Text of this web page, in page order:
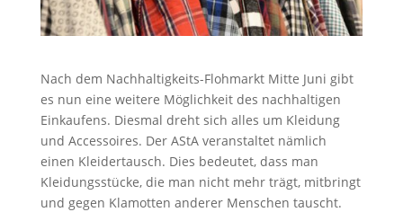
Nach dem Nachhaltigkeits-Flohmarkt Mitte Juni gibt
es nun eine weitere Möglichkeit des nachhaltigen
Einkaufens. Diesmal dreht sich alles um Kleidung
und Accessoires. Der AStA veranstaltet nämlich
einen Kleidertausch. Dies bedeutet, dass man
Kleidungsstücke, die man nicht mehr trägt, mitbringt
und gegen Klamotten anderer Menschen tauscht.